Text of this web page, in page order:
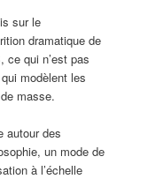
sur le
dramatique de
ce qui n’est pas
modèlent les
masse.
autour des
un mode de
à l’échelle